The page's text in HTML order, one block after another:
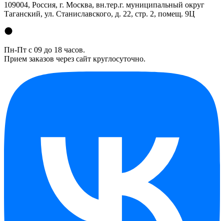
109004, Россия, г. Москва, вн.тер.г. муниципальный округ
Таганский, ул. Станиславского, д. 22, стр. 2, помещ. 9Ц
Пн-Пт с 09 до 18 часов.
Прием заказов через сайт круглосуточно.